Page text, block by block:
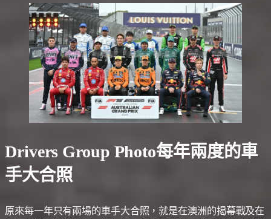
Drivers Group Photo每年兩度的車
手大合照
原來每一年只有兩場的車手大合照，就是在澳洲的揭幕戰及在